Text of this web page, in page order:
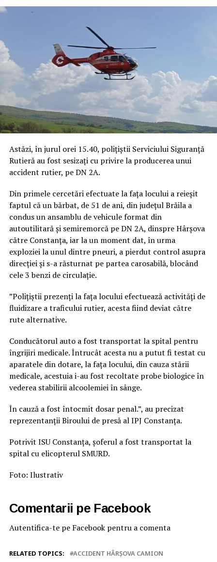
Astăzi, în jurul orei 15.40, polițiștii Serviciului Siguranță
Rutieră au fost sesizați cu privire la producerea unui
accident rutier, pe DN 2A.
Din primele cercetări efectuate la fața locului a reieșit
faptul că un bărbat, de 51 de ani, din județul Brăila a
condus un ansamblu de vehicule format din
autoutilitară și semiremorcă pe DN 2A, dinspre Hârșova
către Constanța, iar la un moment dat, în urma
exploziei la unul dintre pneuri, a pierdut control asupra
direcției și s-a răsturnat pe partea carosabilă, blocând
cele 3 benzi de circulație.
”Polițiștii prezenți la fața locului efectuează activități de
fluidizare a traficului rutier, acesta fiind deviat către
rute alternative.
Conducătorul auto a fost transportat la spital pentru
îngrijiri medicale. Întrucât acesta nu a putut fi testat cu
aparatele din dotare, la fața locului, din cauza stării
medicale, acestuia i-au fost recoltate probe biologice în
vederea stabilirii alcoolemiei în sânge.
În cauză a fost întocmit dosar penal.”, au precizat
reprezentanții Biroului de presă al IPJ Constanța.
Potrivit ISU Constanța, șoferul a fost transportat la
spital cu elicopterul SMURD.
Foto: Ilustrativ
Comentarii pe Facebook
Autentifica-te pe Facebook pentru a comenta
RELATED TOPICS: ACCIDENT HÂRȘOVA CAMION